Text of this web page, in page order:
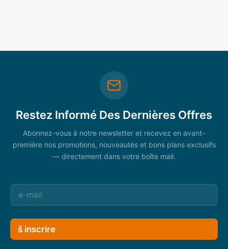
Restez Informé Des Dernières Offres
Abonnez-vous à notre newsletter et recevez en avant-
première nos promotions, nouveautés et bons plans exclusifs
— directement dans votre boîte mail.
š inscrire